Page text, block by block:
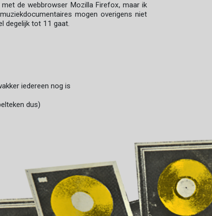
de webbrowser Mozilla Firefox, maar ik
mogen overigens niet
degelijk tot 11 gaat.
iedereen nog is
dus)